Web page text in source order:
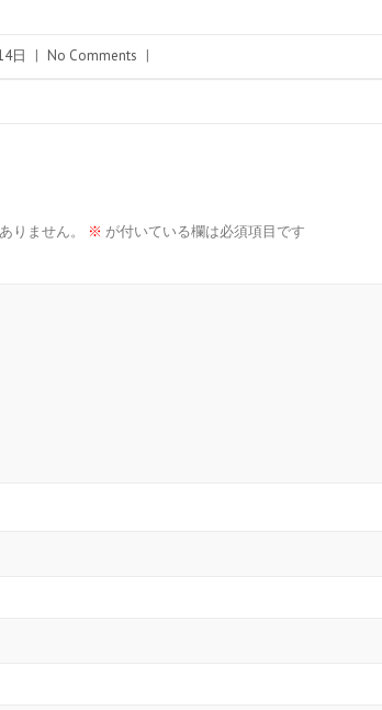
日 | No Comments |
りません。 ※ が付いている欄は必須項目です